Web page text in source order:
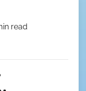
read